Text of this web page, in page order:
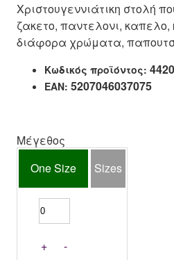
Χριστουγεννιάτικη στολή
ζακετο, παντελονι,
διάφορα χρώματα,
Κωδικός προϊόντος:
EAN: 5207046037075
Μέγεθος
One Size
Sizes
+ -